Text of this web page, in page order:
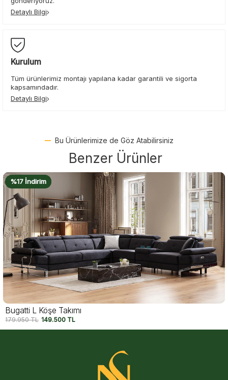
Detaylı Bilgi
Kurulum
Tüm ürünlerimiz montajı yapılana kadar garantili ve sigorta
kapsamındadır.
Detaylı Bilgi
Bu Ürünlerimize de Göz Atabilirsiniz
Benzer Ürünler
%18 İndirim
Ares L Köşe Takımı
179.500TL 147.750TL